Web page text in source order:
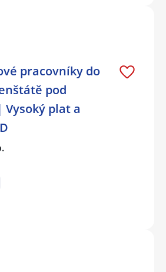
pracovníky do
pod
plat a